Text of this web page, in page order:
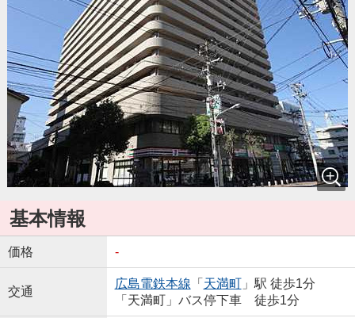
基本情報
価格 -
交通
広島電鉄本線 「 天満町」駅 徒歩1分
「天満町」バス停下車 徒歩1分